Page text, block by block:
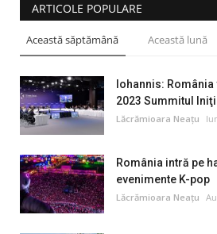
ARTICOLE POPULARE
Această săptămână Această lună
Iohannis:
2023 Summitul
Lăcrămioara Neațu
România intră pe
evenimente K-pop
Lăcrămioara Neațu